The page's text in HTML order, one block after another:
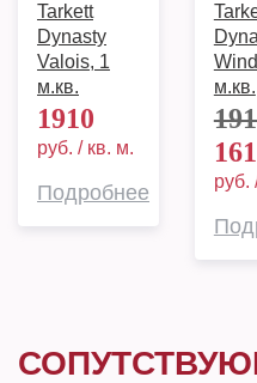
Tarkett
Dynasty
Valois, 1
м.кв.
1910
руб. / кв. м.
Подробнее
м.кв.
руб.